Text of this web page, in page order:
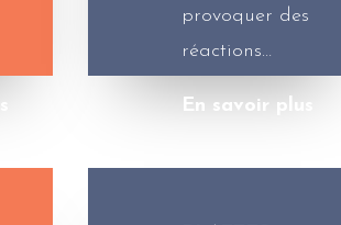
provoquer des
réactions…
En savoir plus